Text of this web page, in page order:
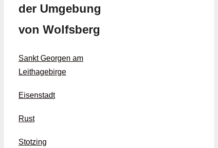
der Umgebung
von Wolfsberg
Sankt Georgen am
Leithagebirge
Eisenstadt
Rust
Stotzing